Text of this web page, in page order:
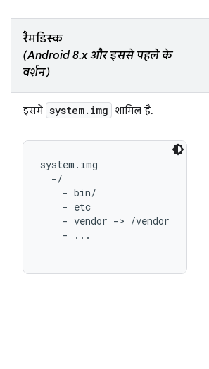
रैमडिस्क
(Android 8.x और इससे पहले के
वर्शन)
इसमें system.img शामिल है.
system.img
  -/
    - bin/
    - etc
    - vendor -> /vendor
    - ...